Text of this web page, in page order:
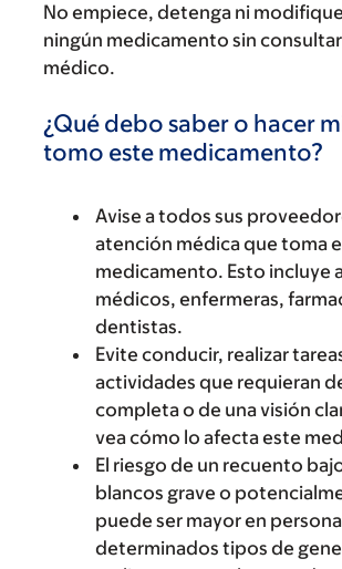
No empiece, detenga ni
ningún medicamento sin
médico.
¿Qué debo saber o hacer
tomo este medicamento?
Avise a todos sus
atención médica que toma
medicamento. Esto incluye
médicos, enfermeras,
dentistas.
Evite conducir, realizar
actividades que requieran
completa o de una visión
vea cómo lo afecta este
El riesgo de un recuento
blancos grave o
puede ser mayor en
determinados tipos de